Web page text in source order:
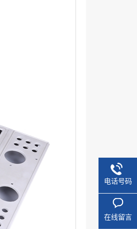
电话号码
在线留言